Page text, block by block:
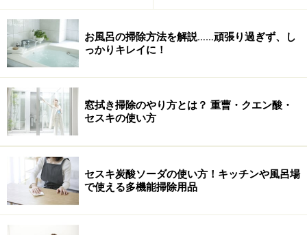
お風呂の掃除方法を解説……頑張り過ぎず、し
っかりキレイに！
窓拭き掃除のやり方とは？ 重曹・クエン酸・
セスキの使い方
セスキ炭酸ソーダの使い方！キッチンや風呂場
で使える多機能掃除用品